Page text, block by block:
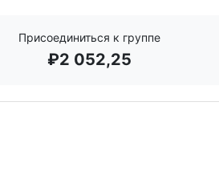
Присоединиться к группе
₽2 052,25